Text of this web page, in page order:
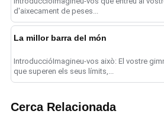
d'aixecament de peses...
La millor barra del món
IntroduccióImagineu-vos això: El vostre
que superen els seus límits,...
Cerca Relacionada